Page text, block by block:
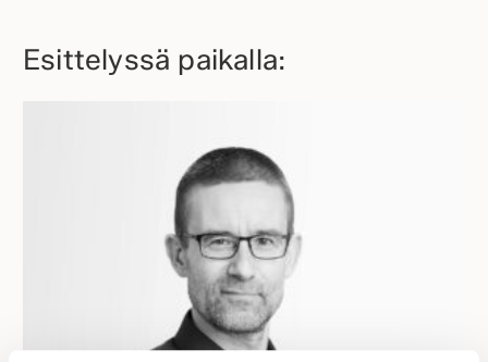
Esittelyssä paikalla: